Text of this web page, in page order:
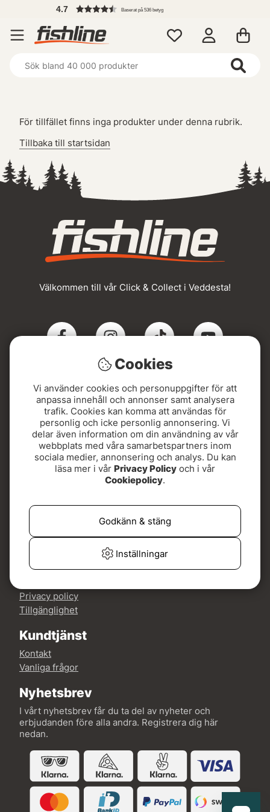
4.7 Baserat på 536 betyg
För tillfället finns inga produkter under denna rubrik.
Tillbaka till startsidan
Välkommen till vår Click & Collect i Veddesta!
Click & Collect
Beställ online och hämta din order i Veddesta när du
fått SMS. Snabbt, smidigt och med Sveriges bredaste
utbud av flugfiskeutrustning!
Adressen hittar du här:
Kontovägen 5, 175 62 Järfälla
Mer om Fishline
Köp- och leveransvillkor
Privacy policy
Tillgänglighet
Kundtjänst
Kontakt
Vanliga frågor
Nyhetsbrev
I vårt nyhetsbrev får du ta del av nyheter och
erbjudanden före alla andra. Registrera dig här
nedan.
Cookies
Vi använder cookies och personuppgifter för att
anpassa innehåll och annonser samt analysera
trafik. Cookies kan komma att användas för
personlig och icke personlig annonsering. Vi
delar även information om din användning av vår
webbplats med våra samarbetspartners inom
sociala medier, annonsering och analys. Du kan
läsa mer i vår Privacy Policy och i vår
Cookiepolicy.
Inställningar
Godkänn & stäng